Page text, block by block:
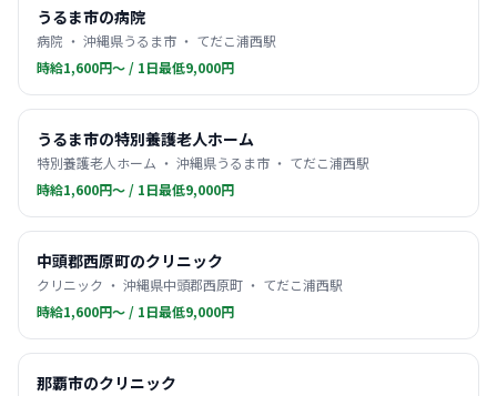
うるま市の病院
病院 ・ 沖縄県うるま市 ・ てだこ浦西駅
時給1,600円〜 / 1日最低9,000円
うるま市の特別養護老人ホーム
特別養護老人ホーム ・ 沖縄県うるま市 ・ てだこ浦西駅
時給1,600円〜 / 1日最低9,000円
中頭郡西原町のクリニック
クリニック ・ 沖縄県中頭郡西原町 ・ てだこ浦西駅
時給1,600円〜 / 1日最低9,000円
那覇市のクリニック